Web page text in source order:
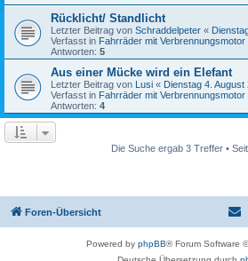
Rücklicht/ Standlicht
Letzter Beitrag von Schraddelpeter «
Verfasst in Fahrräder mit Verbrennungsmotor
Antworten: 5
Aus einer Mücke wird ein Elefant
Letzter Beitrag von Lusi « Dienstag 4. August
Verfasst in Fahrräder mit Verbrennungsmotor
Antworten: 4
Die Suche ergab 3 Treffer •
Foren-Übersicht
Powered by phpBB® Forum Software